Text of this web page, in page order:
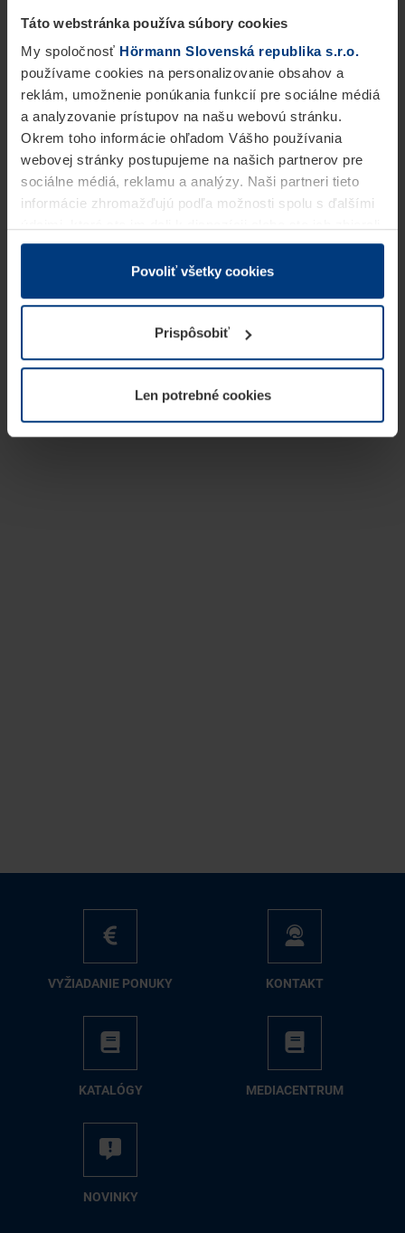
Táto webstránka používa súbory cookies
My spoločnosť Hörmann Slovenská republika s.r.o.
používame cookies na personalizovanie obsahov a
reklám, umožnenie ponúkania funkcií pre sociálne médiá
a analyzovanie prístupov na našu webovú stránku.
Okrem toho informácie ohľadom Vášho používania
webovej stránky postupujeme na našich partnerov pre
sociálne médiá, reklamu a analýzy. Naši partneri tieto
informácie zhromažďujú podľa možnosti spolu s ďalšími
v rámci Vášho využívania služieb.
Z právneho hľadiska môžeme cookies ukladať na Vašom
prevádzku tejto stránky. Pre všetky ostatné typy cookie
potrebujeme Vaše povolenie. Vaše povolenie môžete
kedykoľvek zmeniť alebo odvolať vo vysvetlení cookie
našej webovej stránky.
Povoliť všetky cookies
Prispôsobiť
Len potrebné cookies
VY­ŽIA­DA­NIE PO­NU­KY KON­TAKT
KA­TA­LÓ­GY ME­DIA­CEN­TRUM
NO­VIN­KY